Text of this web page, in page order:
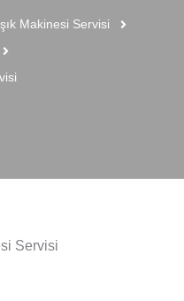
Makinesi Servisi